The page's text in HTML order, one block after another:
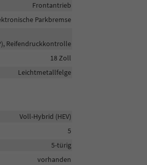
Frontantrieb
Parkbremse
Reifendruckkontrolle
18 Zoll
Leichtmetallfelge
Voll-Hybrid (HEV)
5
5-türig
vorhanden